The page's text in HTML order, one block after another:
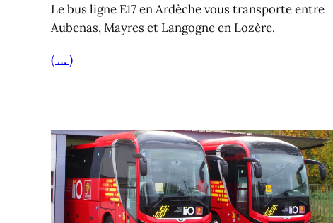
Le bus ligne E17 en Ardèche vous transporte entre
Aubenas, Mayres et Langogne en Lozère.
( … )